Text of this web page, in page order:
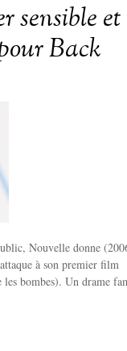
sensible et
Back
Nouvelle donne
à son premier film
les bombes). Un drame